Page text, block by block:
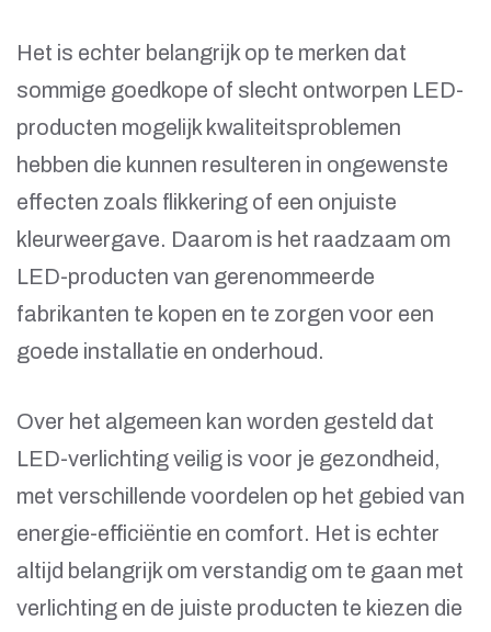
Het is echter belangrijk op te merken dat
sommige goedkope of slecht ontworpen LED-
producten mogelijk kwaliteitsproblemen
hebben die kunnen resulteren in ongewenste
effecten zoals flikkering of een onjuiste
kleurweergave. Daarom is het raadzaam om
LED-producten van gerenommeerde
fabrikanten te kopen en te zorgen voor een
goede installatie en onderhoud.
Over het algemeen kan worden gesteld dat
LED-verlichting veilig is voor je gezondheid,
met verschillende voordelen op het gebied van
energie-efficiëntie en comfort. Het is echter
altijd belangrijk om verstandig om te gaan met
verlichting en de juiste producten te kiezen die